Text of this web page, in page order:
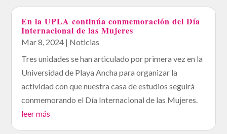
En la UPLA continúa conmemoración del Día
Internacional de las Mujeres
Mar 8, 2024 | Noticias
Tres unidades se han articulado por primera vez en la
Universidad de Playa Ancha para organizar la
actividad con que nuestra casa de estudios seguirá
conmemorando el Día Internacional de las Mujeres.
leer más